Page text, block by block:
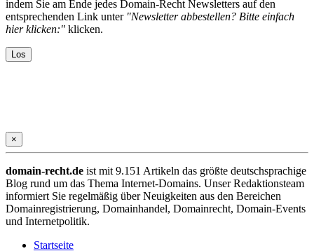
indem Sie am Ende jedes Domain-Recht Newsletters auf den
entsprechenden Link unter "Newsletter abbestellen? Bitte einfach
hier klicken:" klicken.
×
domain-recht.de ist mit 9.151 Artikeln das größte deutschsprachige
Blog rund um das Thema Internet-Domains. Unser Redaktionsteam
informiert Sie regelmäßig über Neuigkeiten aus den Bereichen
Domainregistrierung, Domainhandel, Domainrecht, Domain-Events
und Internetpolitik.
Startseite